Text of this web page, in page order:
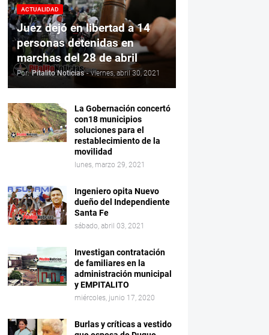
ACTUALIDAD
Juez dejó en libertad a 14
personas detenidas en
marchas del 28 de abril
Por: Pitalito Noticias - viernes, abril 30, 2021
La Gobernación concertó
con18 municipios
soluciones para el
restablecimiento de la
movilidad
lunes, marzo 29, 2021
Ingeniero opita Nuevo
dueño del Independiente
Santa Fe
sábado, abril 03, 2021
Investigan contratación
de familiares en la
administración municipal
y EMPITALITO
miércoles, junio 17, 2020
Burlas y críticas a vestido